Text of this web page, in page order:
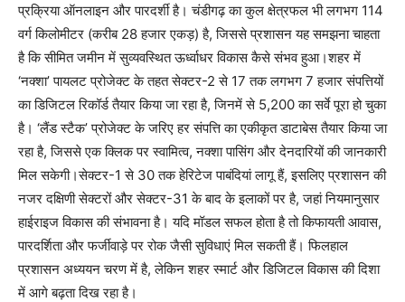
प्रक्रिया ऑनलाइन और पारदर्शी है। चंडीगढ़ का कुल क्षेत्रफल भी लगभग 114
वर्ग किलोमीटर (करीब 28 हजार एकड़) है, जिससे प्रशासन यह समझना चाहता
है कि सीमित जमीन में सुव्यवस्थित ऊर्ध्वाधर विकास कैसे संभव हुआ।शहर में
‘नक्शा’ पायलट प्रोजेक्ट के तहत सेक्टर-2 से 17 तक लगभग 7 हजार संपत्तियों
का डिजिटल रिकॉर्ड तैयार किया जा रहा है, जिनमें से 5,200 का सर्वे पूरा हो चुका
है। ‘लैंड स्टैक’ प्रोजेक्ट के जरिए हर संपत्ति का एकीकृत डाटाबेस तैयार किया जा
रहा है, जिससे एक क्लिक पर स्वामित्व, नक्शा पासिंग और देनदारियों की जानकारी
मिल सकेगी।सेक्टर-1 से 30 तक हेरिटेज पाबंदियां लागू हैं, इसलिए प्रशासन की
नजर दक्षिणी सेक्टरों और सेक्टर-31 के बाद के इलाकों पर है, जहां नियमानुसार
हाईराइज विकास की संभावना है। यदि मॉडल सफल होता है तो किफायती आवास,
पारदर्शिता और फर्जीवाड़े पर रोक जैसी सुविधाएं मिल सकती हैं। फिलहाल
प्रशासन अध्ययन चरण में है, लेकिन शहर स्मार्ट और डिजिटल विकास की दिशा
में आगे बढ़ता दिख रहा है।